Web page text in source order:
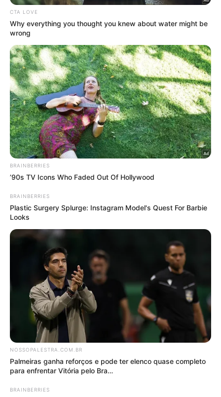
pelo Palmeiras, trazendo diariamente as últimas